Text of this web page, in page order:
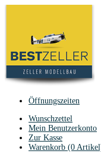
Öffnungszeiten
Wunschzettel
Mein Benutzerkonto
Zur Kasse
Warenkorb (0